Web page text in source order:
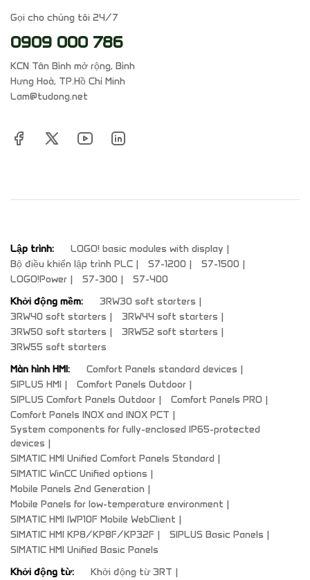
Gọi cho chúng tôi 24/7
0909 000 786
KCN Tân Bình mở rộng, Bình
Hưng Hoà, TP.Hồ Chí Minh
Lam@tudong.net
Lập trình:
LOGO! basic modules with display
Bộ điều khiển lập trình PLC
S7-1200
S7-1500
LOGO!Power
S7-300
S7-400
Khởi động mềm:
3RW30 soft starters
3RW40 soft starters
3RW44 soft starters
3RW50 soft starters
3RW52 soft starters
3RW55 soft starters
Màn hình HMI:
Comfort Panels standard devices
SIPLUS HMI
Comfort Panels Outdoor
SIPLUS Comfort Panels Outdoor
Comfort Panels PRO
Comfort Panels INOX and INOX PCT
System components for fully-enclosed IP65-protected
devices
SIMATIC HMI Unified Comfort Panels Standard
SIMATIC WinCC Unified options
Mobile Panels 2nd Generation
Mobile Panels for low-temperature environment
SIMATIC HMI IWP10F Mobile WebClient
SIMATIC HMI KP8/KP8F/KP32F
SIPLUS Basic Panels
SIMATIC HMI Unified Basic Panels
Khởi động từ:
Khởi động từ 3RT